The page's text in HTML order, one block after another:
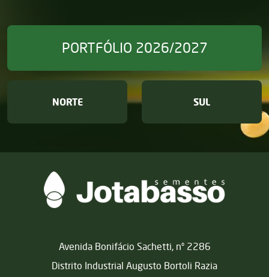
PORTFÓLIO 2026/2027
NORTE SUL
Matriz
Avenida Bonifácio Sachetti, nº 2286
Distrito Industrial Augusto Bortoli Razia